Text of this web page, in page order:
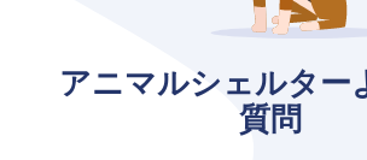
アニマルシェルター
質問